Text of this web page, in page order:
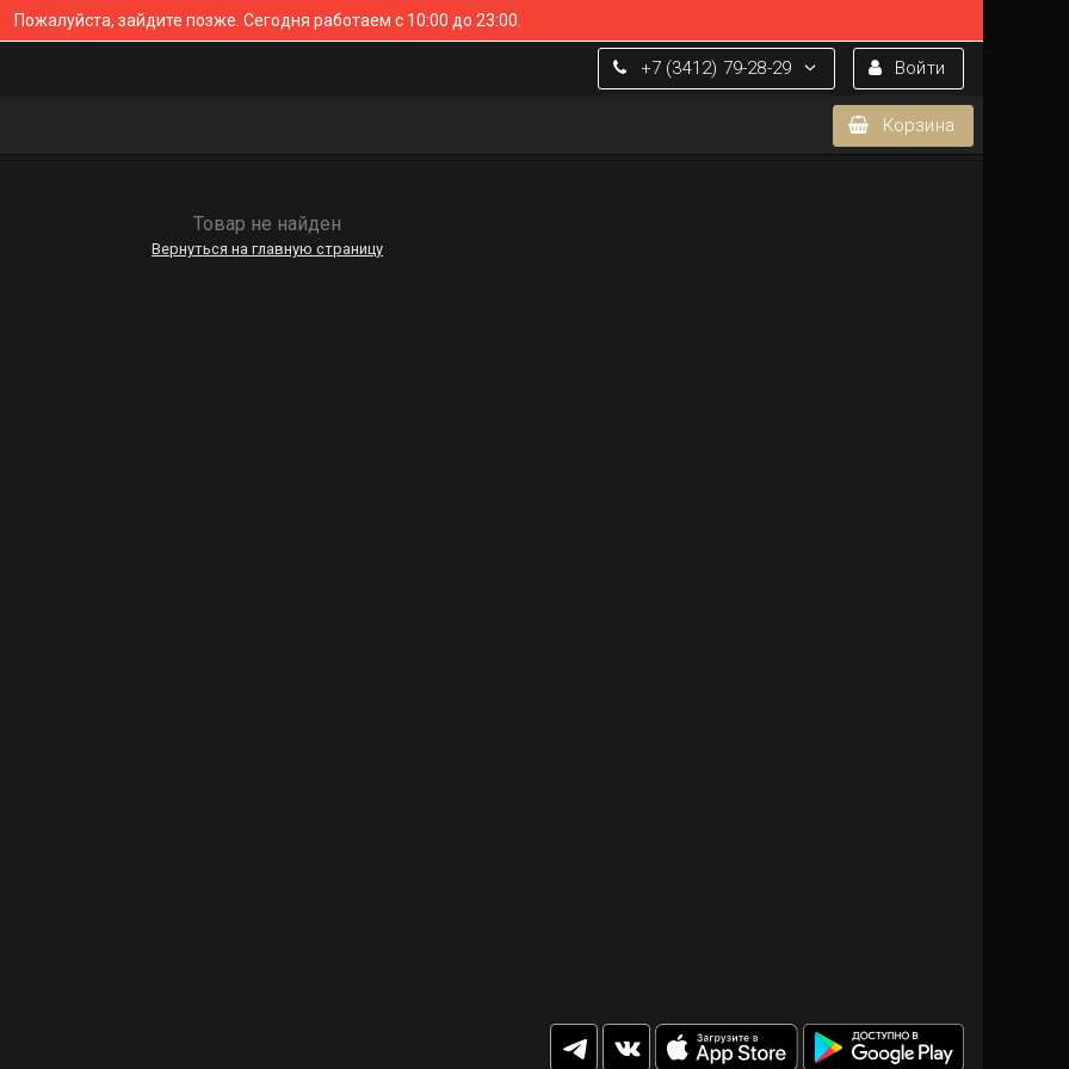
Пожалуйста, зайдите позже. Сегодня работаем с 10:00 до 23:00.
Войти
+7 (3412) 79-28-29
Корзина
Товар не найден
Вернуться на главную страницу